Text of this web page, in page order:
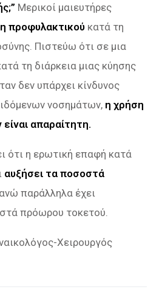
Μερικοί μαιευτήρες
προφυλακτικού κατά τη
Πιστεύω ότι σε μια
τη διάρκεια μιας κύησης
δεν υπάρχει κίνδυνος
νοσημάτων, η χρήση
απαραίτητη.
ότι η ερωτική επαφή κατά
αυξήσει τα ποσοστά
παράλληλα έχει
πρόωρου τοκετού.
Χειρουργός